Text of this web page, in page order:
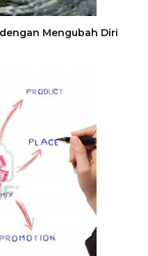
Mengubah Diri